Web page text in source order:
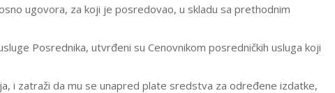
ugovora, za koji je posredovao, u skladu sa prethodnim
Posrednika, utvrđeni su Cenovnikom posredničkih usluga koji
i zatraži da mu se unapred plate sredstva za određene izdatke,